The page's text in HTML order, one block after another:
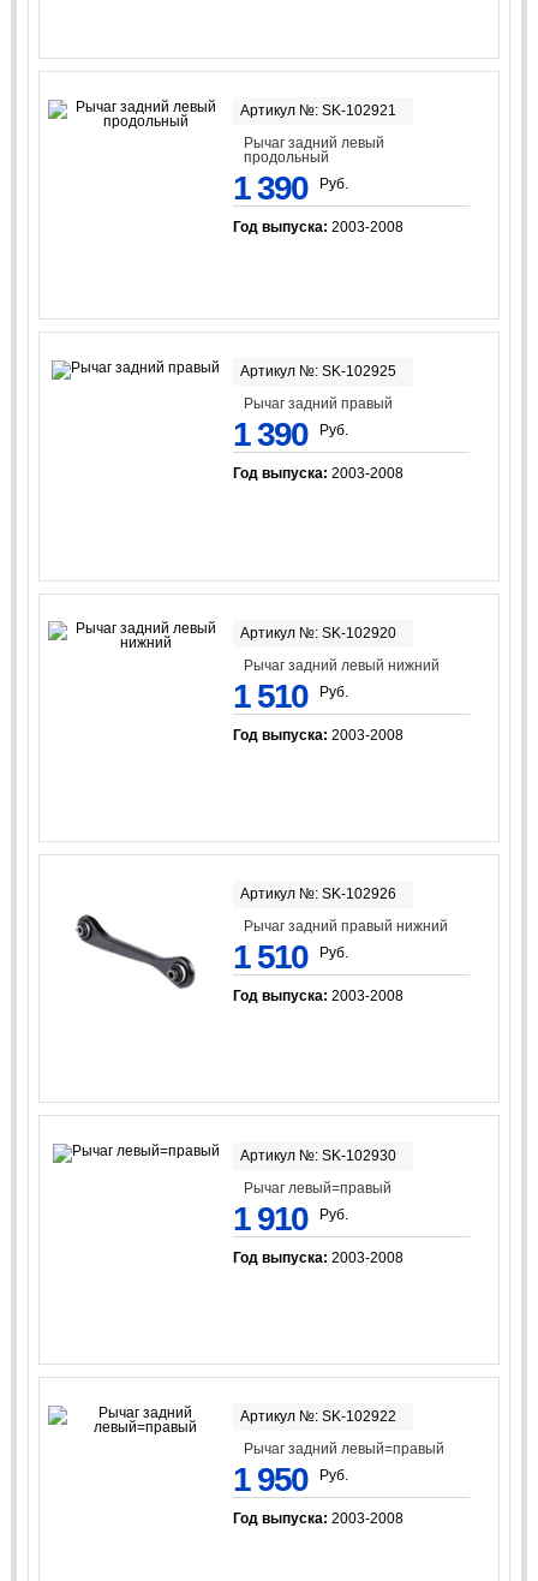
Артикул №: SK-102921
Рычаг задний левый
продольный
1 390 Руб.
Год выпуска: 2003-2008
Артикул №: SK-102925
Рычаг задний правый
1 390 Руб.
Год выпуска: 2003-2008
Артикул №: SK-102920
Рычаг задний левый нижний
1 510 Руб.
Год выпуска: 2003-2008
Артикул №: SK-102926
Рычаг задний правый нижний
1 510 Руб.
Год выпуска: 2003-2008
Артикул №: SK-102930
Рычаг левый=правый
1 910 Руб.
Год выпуска: 2003-2008
Артикул №: SK-102922
Рычаг задний левый=правый
1 950 Руб.
Год выпуска: 2003-2008